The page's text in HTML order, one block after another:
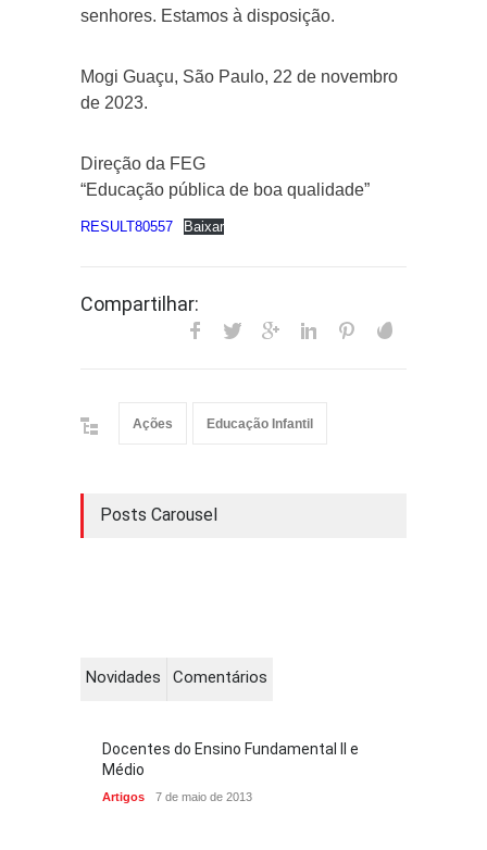
senhores. Estamos à disposição.
Mogi Guaçu, São Paulo, 22 de novembro
de 2023.
Direção da FEG
“Educação pública de boa qualidade”
RESULT80557 Baixar
Compartilhar:
Ações Educação Infantil
Posts Carousel
Novidades Comentários
Docentes do Ensino Fundamental II e
Médio
Artigos 7 de maio de 2013